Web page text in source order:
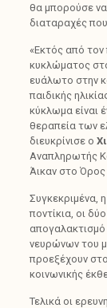
θα μπορούσε να
διαταραχές
«Εκτός από τον
κυκλώματος
ευάλωτο στην
παιδικής
κύκλωμα είναι
θεραπεία των
διευκρίνισε ο
Αναπληρωτής
Άικαν στο Όρος
Συγκεκριμένα,
ποντίκια, οι
νευρώνων του
προεξέχουν
κοινωνικής
Τελικά οι